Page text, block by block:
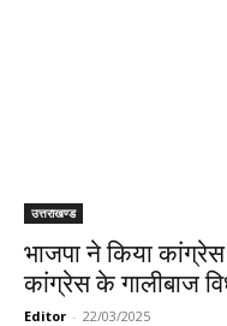
उत्तराखण्ड
भाजपा ने किया
कांग्रेस के गालीबाज
Editor - 22/03/2025